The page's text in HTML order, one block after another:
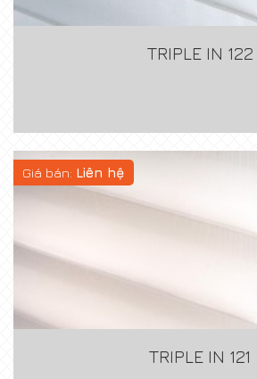
TRIPLE IN 122
Giá bán: Liên hệ
TRIPLE IN 121